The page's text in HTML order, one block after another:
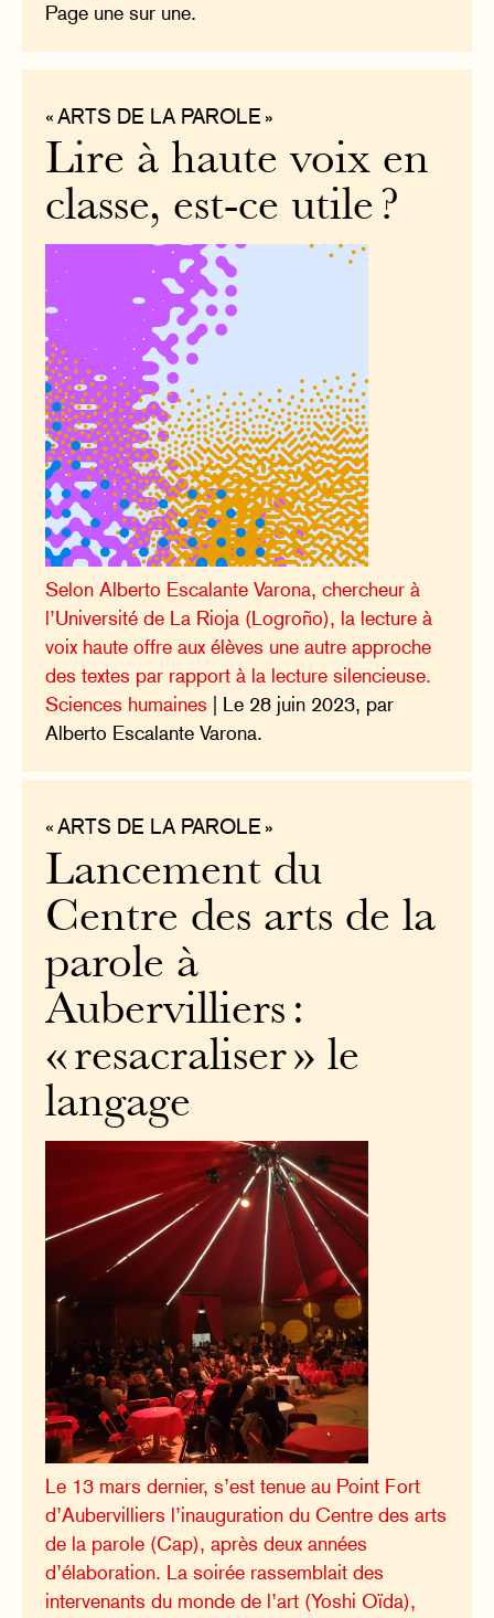
Page une sur une.
« ARTS DE LA PAROLE »
Lire à haute voix en
classe, est-ce utile ?
Selon Alberto Escalante Varona, chercheur à
l’Université de La Rioja (Logroño), la lecture à
voix haute offre aux élèves une autre approche
des textes par rapport à la lecture silencieuse.
Sciences humaines | Le 28 juin 2023, par
Alberto Escalante Varona.
« ARTS DE LA PAROLE »
Lancement du
Centre des arts de la
parole à
Aubervilliers :
« resacraliser » le
langage
Le 13 mars dernier, s’est tenue au Point Fort
d’Aubervilliers l’inauguration du Centre des arts
de la parole (Cap), après deux années
d’élaboration. La soirée rassemblait des
intervenants du monde de l’art (Yoshi Oïda),